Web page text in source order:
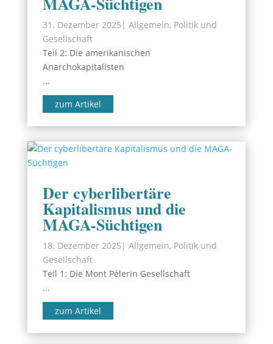
31. Dezember 2025 | Allgemein, Politik und
Gesellschaft
Teil 2: Die amerikanischen
Anarchokapitalisten
...
zum Artikel
Der cyberlibertäre
Kapitalismus und die
MAGA-Süchtigen
18. Dezember 2025 | Allgemein, Politik und
Gesellschaft
Teil 1: Die Mont Pèlerin Gesellschaft
...
zum Artikel